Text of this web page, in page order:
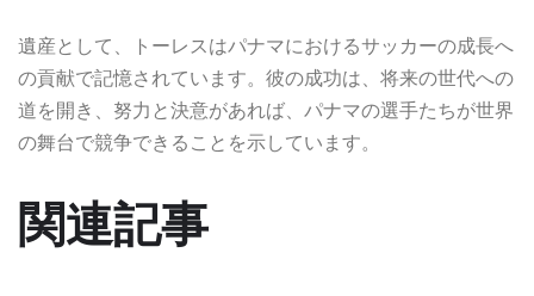
遺産として、トーレスはパナマにおけるサッカーの成長へ
の貢献で記憶されています。彼の成功は、将来の世代への
道を開き、努力と決意があれば、パナマの選手たちが世界
の舞台で競争できることを示しています。
関連記事